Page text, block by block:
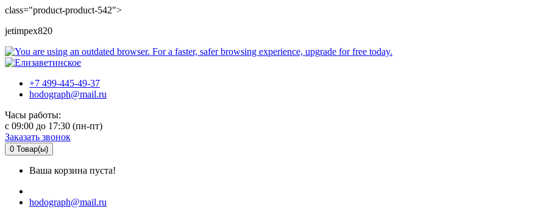
class="product-product-542">
jetimpex820
+7 499-445-49-37
hodograph@mail.ru
Часы работы:
c 09:00 до 17:30 (пн-пт)
Заказать звонок
0 Товар(ы)
Ваша корзина пуста!
hodograph@mail.ru